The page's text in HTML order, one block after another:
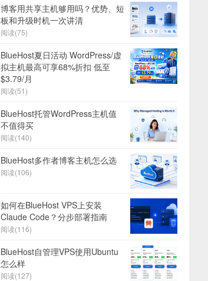
博客用共享主机够用吗？优势、短
板和升级时机一次讲清
阅读(75)
BlueHost夏日活动 WordPress/虚
拟主机最高可享68%折扣 低至
$3.79/月
阅读(51)
BlueHost托管WordPress主机值
不值得买
阅读(140)
BlueHost多作者博客主机怎么选
阅读(106)
如何在BlueHost VPS上安装
Claude Code？分步部署指南
阅读(116)
BlueHost自管理VPS使用Ubuntu
怎么样
阅读(127)